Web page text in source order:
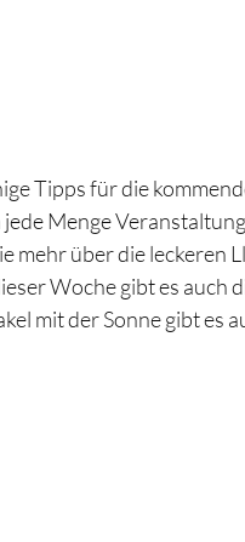
Tipps für die
Menge
mehr über die leckeren
Woche gibt es auch
mit der Sonne gibt es